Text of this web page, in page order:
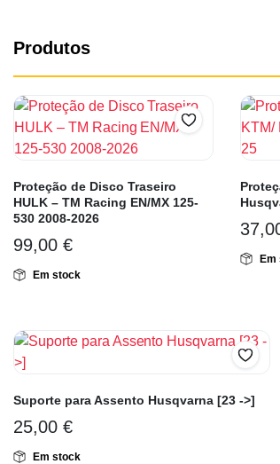
Produtos
Proteção de Disco Traseiro
HULK – TM Racing EN/MX 125-
530 2008-2026
99,00 €
Em stock
Em
Suporte para Assento Husqvarna [23 ->]
25,00 €
Em stock